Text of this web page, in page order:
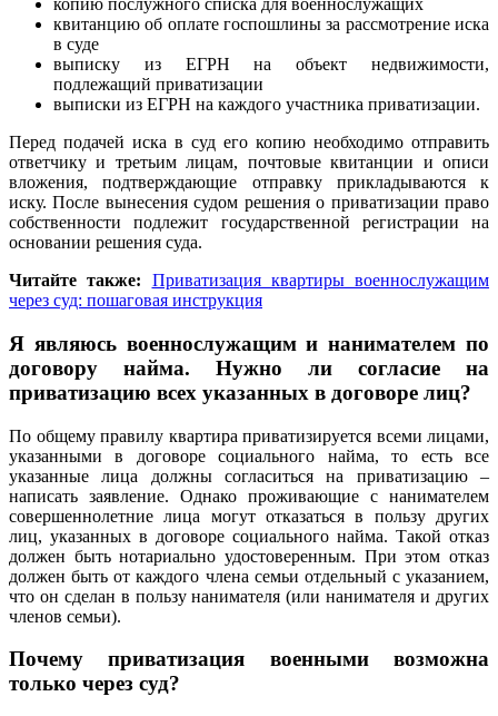
копию послужного списка для военнослужащих
квитанцию об оплате госпошлины за рассмотрение иска
в суде
выписку из ЕГРН на объект недвижимости,
подлежащий приватизации
выписки из ЕГРН на каждого участника приватизации.
Перед подачей иска в суд его копию необходимо отправить
ответчику и третьим лицам, почтовые квитанции и описи
вложения, подтверждающие отправку прикладываются к
иску. После вынесения судом решения о приватизации право
собственности подлежит государственной регистрации на
основании решения суда.
Читайте также:
Приватизация квартиры военнослужащим
через суд: пошаговая инструкция
Я являюсь военнослужащим и нанимателем по
договору найма. Нужно ли согласие на
приватизацию всех указанных в договоре лиц?
По общему правилу квартира приватизируется всеми лицами,
указанными в договоре социального найма, то есть все
указанные лица должны согласиться на приватизацию –
написать заявление. Однако проживающие с нанимателем
совершеннолетние лица могут отказаться в пользу других
лиц, указанных в договоре социального найма. Такой отказ
должен быть нотариально удостоверенным. При этом отказ
должен быть от каждого члена семьи отдельный с указанием,
что он сделан в пользу нанимателя (или нанимателя и других
членов семьи).
Почему приватизация военными возможна
только через суд?